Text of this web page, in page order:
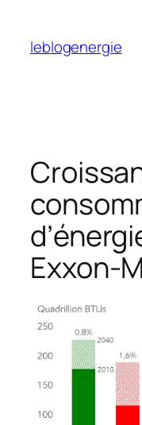
contenu
leblogenergie
Exxon-